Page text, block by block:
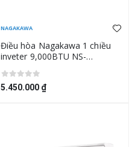
NAGAKAWA
Điều hòa Nagakawa 1 chiều
inveter 9,000BTU NS-
5.450.000 ₫